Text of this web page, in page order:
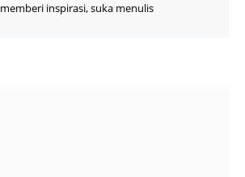
memberi inspirasi, suka menulis